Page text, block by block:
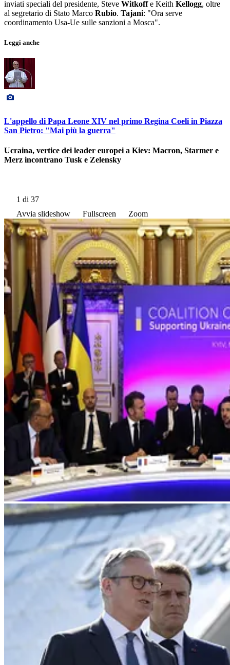
inviati speciali del presidente, Steve Witkoffe Keith Kellogg, oltre
al segretario di Stato Marco Rubio. Tajani: "Ora serve
coordinamento Usa-Ue sulle sanzioni a Mosca".
Leggi anche
L'appello di Papa Leone XIV nel primo Regina Coeli in Piazza
San Pietro: "Mai più la guerra"
Ucraina, vertice dei leader europei a Kiev: Macron, Starmer e
Merz incontrano Tusk e Zelensky
1 di 37
Avvia slideshow
Fullscreen Zoom